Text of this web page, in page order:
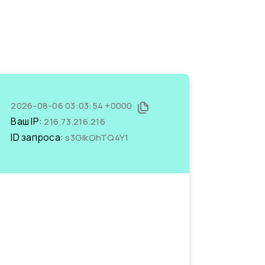
2026-08-06 03:03:54 +0000
Ваш IP:216.73.216.216
ID запроса:s3GIkOhTQ4Y1